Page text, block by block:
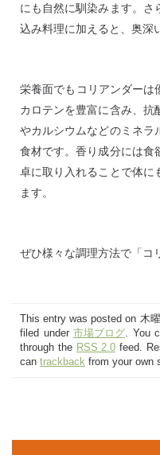
にも自然に馴染みます。さ
込み料理に加えると、奥深
栄養面でもコリアンダーは
カロテンを豊富に含み、抗
やカルシウムなどのミネラ
食材です。香り成分には食
卓に取り入れることで体に
ます。
ぜひ様々な調理方法で「コ
This entry was posted on 木
filed under 市場ブログ . You
through the RSS 2.0 feed.
can trackback from your own